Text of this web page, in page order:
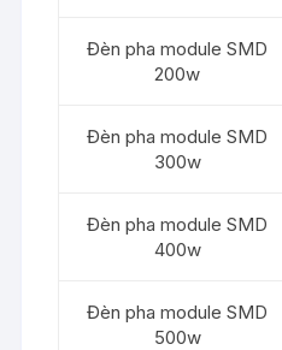
Đèn pha module SMD
200w
Đèn pha module SMD
300w
Đèn pha module SMD
400w
Đèn pha module SMD
500w